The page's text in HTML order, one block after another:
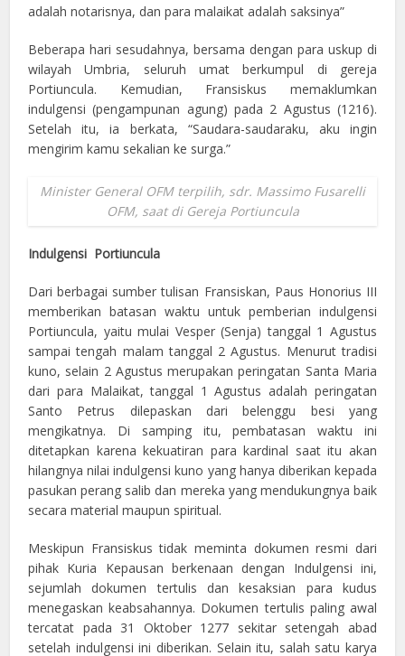
adalah notarisnya, dan para malaikat adalah saksinya”
Beberapa hari sesudahnya, bersama dengan para uskup di
wilayah Umbria, seluruh umat berkumpul di gereja
Portiuncula. Kemudian, Fransiskus memaklumkan
indulgensi (pengampunan agung) pada 2 Agustus (1216).
Setelah itu, ia berkata, “Saudara-saudaraku, aku ingin
mengirim kamu sekalian ke surga.”
Minister General OFM terpilih, sdr. Massimo Fusarelli
OFM, saat di Gereja Portiuncula
Indulgensi Portiuncula
Dari berbagai sumber tulisan Fransiskan, Paus Honorius III
memberikan batasan waktu untuk pemberian indulgensi
Portiuncula, yaitu mulai Vesper (Senja) tanggal 1 Agustus
sampai tengah malam tanggal 2 Agustus. Menurut tradisi
kuno, selain 2 Agustus merupakan peringatan Santa Maria
dari para Malaikat, tanggal 1 Agustus adalah peringatan
Santo Petrus dilepaskan dari belenggu besi yang
mengikatnya. Di samping itu, pembatasan waktu ini
ditetapkan karena kekuatiran para kardinal saat itu akan
hilangnya nilai indulgensi kuno yang hanya diberikan kepada
pasukan perang salib dan mereka yang mendukungnya baik
secara material maupun spiritual.
Meskipun Fransiskus tidak meminta dokumen resmi dari
pihak Kuria Kepausan berkenaan dengan Indulgensi ini,
sejumlah dokumen tertulis dan kesaksian para kudus
menegaskan keabsahannya. Dokumen tertulis paling awal
tercatat pada 31 Oktober 1277 sekitar setengah abad
setelah indulgensi ini diberikan. Selain itu, salah satu karya